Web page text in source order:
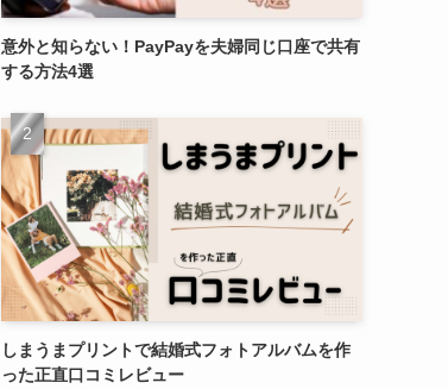
意外と知らない！PayPayを夫婦同じ口座で共有
する方法4選
しまうまプリントで結婚式フォトアルバムを作
った正直口コミレビュー